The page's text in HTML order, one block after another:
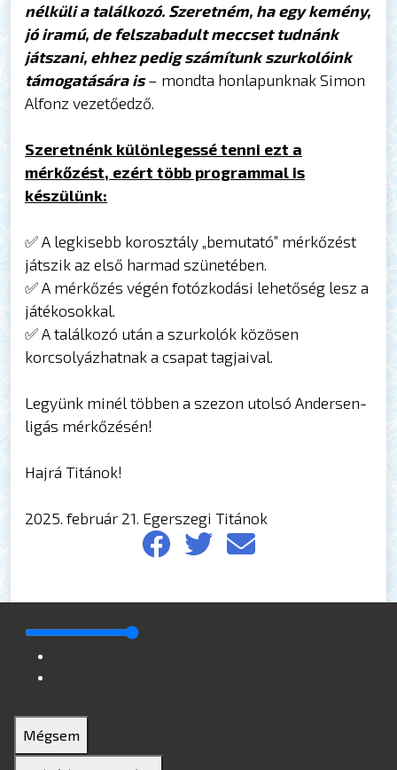
nélküli a találkozó. Szeretném, ha egy kemény,
jó iramú, de felszabadult meccset tudnánk
játszani, ehhez pedig számítunk szurkolóink
támogatására is– mondta honlapunknak Simon
Alfonz vezetőedző.
Szeretnénk különlegessé tenni ezt a
mérkőzést, ezért több programmal is
készülünk:
✅ A legkisebb korosztály „bemutató” mérkőzést
játszik az első harmad szünetében.
✅ A mérkőzés végén fotózkodási lehetőség lesz a
játékosokkal.
✅ A találkozó után a szurkolók közösen
korcsolyázhatnak a csapat tagjaival.
Legyünk minél többen a szezon utolsó Andersen-
ligás mérkőzésén!
Hajrá Titánok!
2025. február 21. Egerszegi Titánok
Mégsem